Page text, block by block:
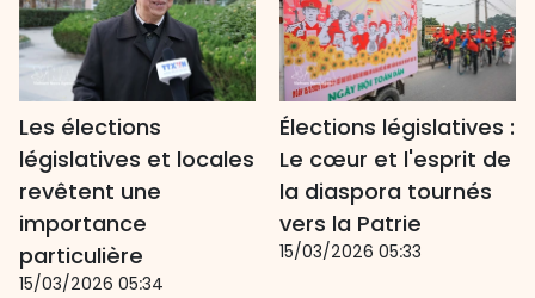
Les élections
législatives et locales
revêtent une
importance
particulière
15/03/2026 05:34
Élections législatives :
Le cœur et l'esprit de
la diaspora tournés
vers la Patrie
15/03/2026 05:33